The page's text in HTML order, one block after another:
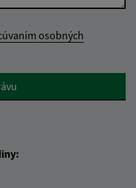
osobných